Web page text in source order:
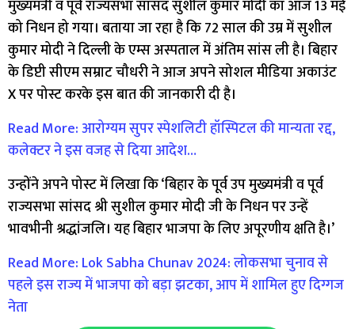
मुख्यमंत्री व पूर्व राज्यसभा सांसद सुशील कुमार मोदी का आज 13 मई
को निधन हो गया। बताया जा रहा है कि 72 साल की उम्र में सुशील
कुमार मोदी ने दिल्ली के एम्स अस्पताल में अंतिम सांस ली है। बिहार
के डिप्टी सीएम सम्राट चौधरी ने आज अपने सोशल मीडिया अकाउंट
X पर पोस्ट करके इस बात की जानकारी दी है।
Read More: आरोग्यम सुपर स्पेशलिटी हॉस्पिटल की मान्यता रद्द,
कलेक्टर ने इस वजह से दिया आदेश…
उन्होंने अपने पोस्ट में लिखा कि ‘बिहार के पूर्व उप मुख्यमंत्री व पूर्व
राज्यसभा सांसद श्री सुशील कुमार मोदी जी के निधन पर उन्हें
भावभीनी श्रद्धांजलि। यह बिहार भाजपा के लिए अपूरणीय क्षति है।’
Read More: Lok Sabha Chunav 2024: लोकसभा चुनाव से
पहले इस राज्य में भाजपा को बड़ा झटका, आप में शामिल ​हुए दिग्गज
नेता